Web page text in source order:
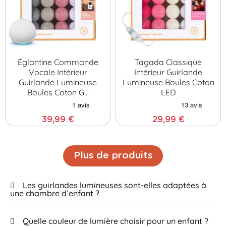
Églantine Commande
Vocale Intérieur
Guirlande Lumineuse
Boules Coton G…
39,99 €
Tagada Classique
Intérieur Guirlande
Lumineuse Boules Coton
LED
29,99 €
Plus de produits
Les guirlandes lumineuses sont-elles adaptées à
une chambre d’enfant ?
Quelle couleur de lumière choisir pour un enfant ?